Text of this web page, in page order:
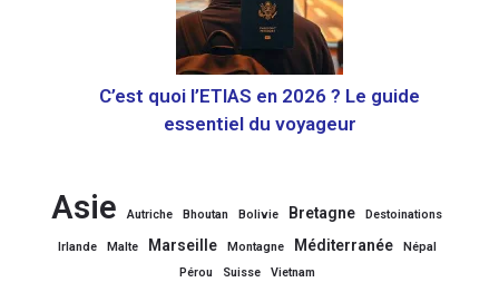
C’est quoi l’ETIAS en 2026 ? Le guide
essentiel du voyageur
Asie Autriche Bhoutan Bolivie Bretagne Destoinations
Irlande Malte Marseille Montagne Méditerranée
Népal
Pérou
Suisse Vietnam